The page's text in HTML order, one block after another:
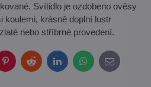
Svítidlo je ozdobeno ověsy
koulemi, krásně doplní lustr
nebo stříbrné provedení.
PinterestRedditLinkedInWhatsApp
E-
mail